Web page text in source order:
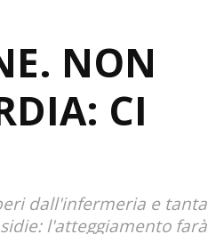
NON
CI
dall'infermeria e tanta
l'atteggiamento farà